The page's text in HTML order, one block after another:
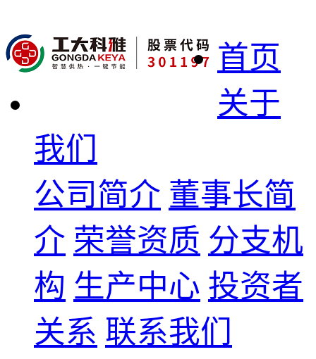
首页
关于
我们
公司简介 董事长简
介 荣誉资质 分支机
构 生产中心 投资者
关系 联系我们